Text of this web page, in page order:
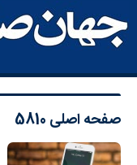
صفحه اصلی 5810